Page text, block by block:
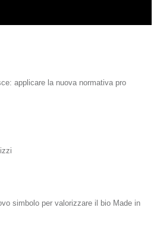
applicare la nuova normativa pro
simbolo per valorizzare il bio Made in